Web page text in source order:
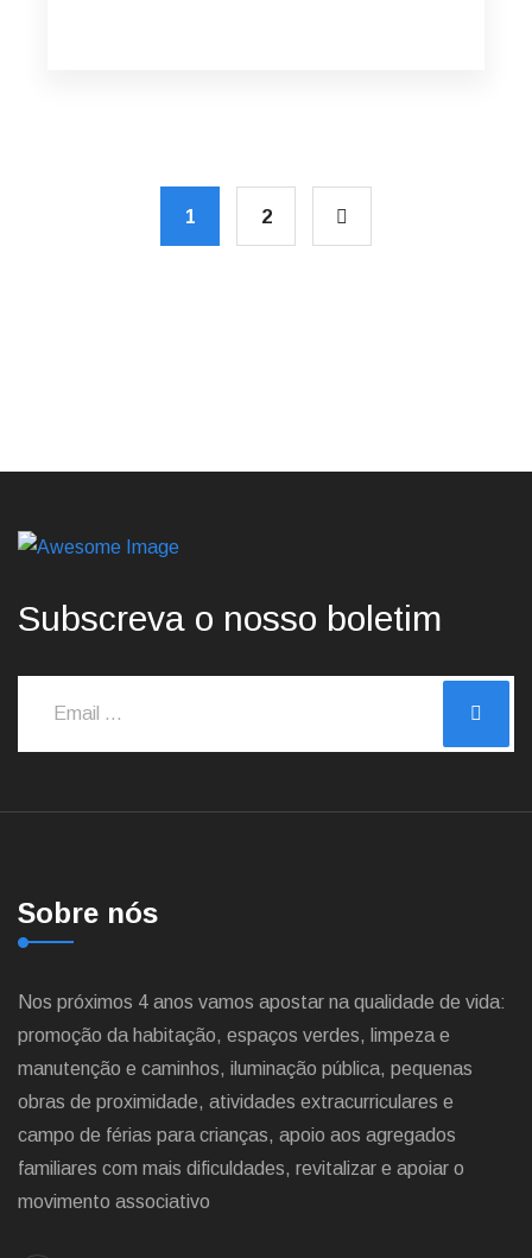
1 2
Subscreva o nosso boletim
Sobre nós
Nos próximos 4 anos vamos apostar na qualidade de vida:
promoção da habitação, espaços verdes, limpeza e
manutenção e caminhos, iluminação pública, pequenas
obras de proximidade, atividades extracurriculares e
campo de férias para crianças, apoio aos agregados
familiares com mais dificuldades, revitalizar e apoiar o
movimento associativo